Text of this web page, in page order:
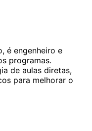
é engenheiro e
programas.
de aulas diretas,
para melhorar o